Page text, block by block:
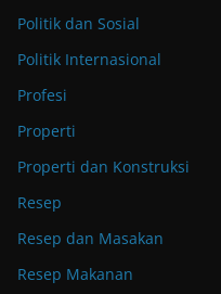
Politik dan Sosial
Politik Internasional
Profesi
Properti
Properti dan Konstruksi
Resep
Resep dan Masakan
Resep Makanan